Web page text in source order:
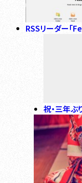
RSSリーダー「
祝・三年